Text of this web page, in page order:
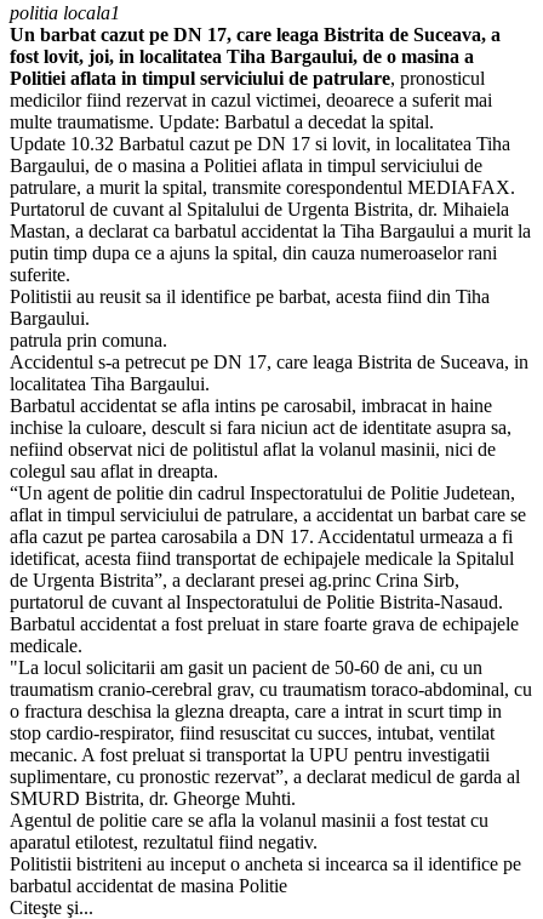
politia locala1
Un barbat cazut pe DN 17, care leaga Bistrita de Suceava, a
fost lovit, joi, in localitatea Tiha Bargaului, de o masina a
Politiei aflata in timpul serviciului de patrulare, pronosticul
medicilor fiind rezervat in cazul victimei, deoarece a suferit mai
multe traumatisme. Update: Barbatul a decedat la spital.
Update 10.32 Barbatul cazut pe DN 17 si lovit, in localitatea Tiha
Bargaului, de o masina a Politiei aflata in timpul serviciului de
patrulare, a murit la spital, transmite corespondentul MEDIAFAX.
Purtatorul de cuvant al Spitalului de Urgenta Bistrita, dr. Mihaiela
Mastan, a declarat ca barbatul accidentat la Tiha Bargaului a murit la
putin timp dupa ce a ajuns la spital, din cauza numeroaselor rani
suferite.
Politistii au reusit sa il identifice pe barbat, acesta fiind din Tiha
Bargaului.
patrula prin comuna.
Accidentul s-a petrecut pe DN 17, care leaga Bistrita de Suceava, in
localitatea Tiha Bargaului.
Barbatul accidentat se afla intins pe carosabil, imbracat in haine
inchise la culoare, descult si fara niciun act de identitate asupra sa,
nefiind observat nici de politistul aflat la volanul masinii, nici de
colegul sau aflat in dreapta.
“Un agent de politie din cadrul Inspectoratului de Politie Judetean,
aflat in timpul serviciului de patrulare, a accidentat un barbat care se
afla cazut pe partea carosabila a DN 17. Accidentatul urmeaza a fi
idetificat, acesta fiind transportat de echipajele medicale la Spitalul
de Urgenta Bistrita”, a declarant presei ag.princ Crina Sirb,
purtatorul de cuvant al Inspectoratului de Politie Bistrita-Nasaud.
Barbatul accidentat a fost preluat in stare foarte grava de echipajele
medicale.
"La locul solicitarii am gasit un pacient de 50-60 de ani, cu un
traumatism cranio-cerebral grav, cu traumatism toraco-abdominal, cu
o fractura deschisa la glezna dreapta, care a intrat in scurt timp in
stop cardio-respirator, fiind resuscitat cu succes, intubat, ventilat
mecanic. A fost preluat si transportat la UPU pentru investigatii
suplimentare, cu pronostic rezervat”, a declarat medicul de garda al
SMURD Bistrita, dr. Gheorge Muhti.
Agentul de politie care se afla la volanul masinii a fost testat cu
aparatul etilotest, rezultatul fiind negativ.
Politistii bistriteni au inceput o ancheta si incearca sa il identifice pe
barbatul accidentat de masina Politie
Citeşte şi...